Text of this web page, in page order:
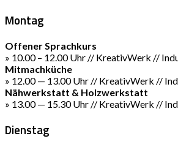
Montag
Offener Sprachkurs
» 10.00 – 12.00 Uhr // KreativWerk //
Mitmachküche
» 12.00 — 13.00 Uhr // KreativWerk //
Nähwerkstatt & Holzwerkstatt
» 13.00 — 15.30 Uhr // KreativWerk //
Dienstag